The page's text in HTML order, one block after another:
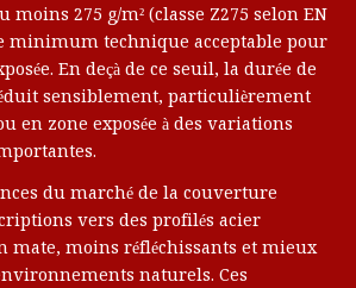
moins 275 g/m² (classe Z275 selon EN
minimum technique acceptable pour
En deçà de ce seuil, la durée de
sensiblement, particulièrement
en zone exposée à des variations
du marché de la couverture
vers des profilés acier
mate, moins réfléchissants et mieux
naturels. Ces